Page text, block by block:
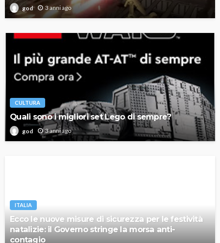
god 3 anni ago
CULTURA
Quali sono i migliori set Lego di sempre?
god 3 anni ago
ITALIA
Ecco le nuove misure di sicurezza per le festività
natalizie: il Governo stringe la morsa anti-
contagio